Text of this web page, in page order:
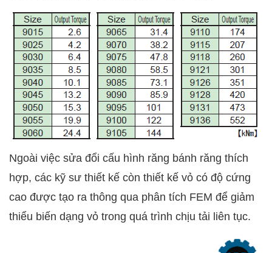
Ngoài việc sửa đổi cấu hình răng bánh răng thích
hợp, các kỹ sư thiết kế còn thiết kế vỏ có độ cứng
cao được tạo ra thông qua phân tích FEM để giảm
thiểu biến dạng vỏ trong quá trình chịu tải liên tục.